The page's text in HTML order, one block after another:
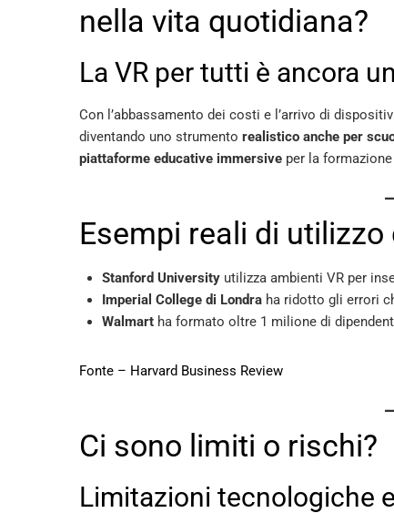
nella vita quotidiana?
La VR per tutti è ancora
Con l’abbassamento dei costi e l’arrivo di
diventando uno strumento realistico anche per
piattaforme educative immersive per la
Esempi reali di utilizzo
Stanford University utilizza ambienti VR per
Imperial College di Londra ha ridotto gli errori
Walmart ha formato oltre 1 milione di
Fonte – Harvard Business Review
Ci sono limiti o rischi?
Limitazioni tecnologiche